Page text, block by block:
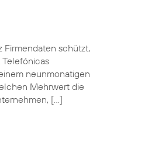
schützt,
neunmonatigen
Mehrwert die
[…]